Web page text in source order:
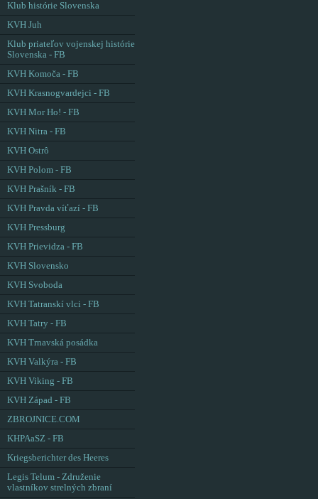
Klub histórie Slovenska
KVH Juh
Klub priateľov vojenskej histórie
Slovenska - FB
KVH Komoča - FB
KVH Krasnogvardejci - FB
KVH Mor Ho! - FB
KVH Nitra - FB
KVH Ostrô
KVH Polom - FB
KVH Prašník - FB
KVH Pravda víťazí - FB
KVH Pressburg
KVH Prievidza - FB
KVH Slovensko
KVH Svoboda
KVH Tatranskí vlci - FB
KVH Tatry - FB
KVH Trnavská posádka
KVH Valkýra - FB
KVH Viking - FB
KVH Západ - FB
ZBROJNICE.COM
KHPAaSZ - FB
Kriegsberichter des Heeres
Legis Telum - Združenie
vlastníkov strelných zbraní